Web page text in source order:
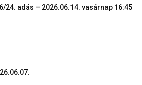
24. adás – 2026.06.14. vasárnap 16:45